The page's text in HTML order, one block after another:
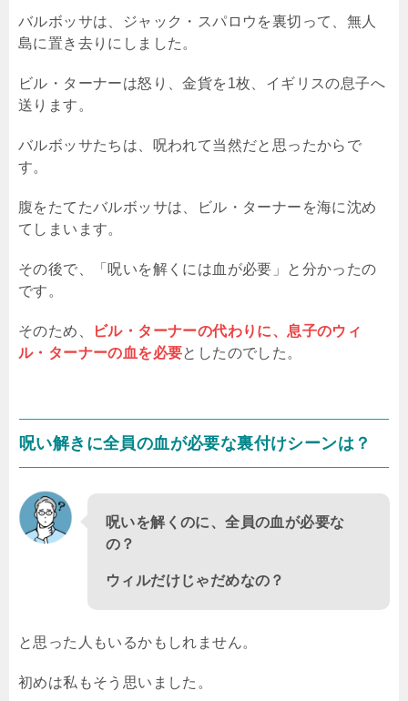
バルボッサは、ジャック・スパロウを裏切って、無人
島に置き去りにしました。
ビル・ターナーは怒り、金貨を1枚、イギリスの息子へ
送ります。
バルボッサたちは、呪われて当然だと思ったからで
す。
腹をたてたバルボッサは、ビル・ターナーを海に沈め
てしまいます。
その後で、「呪いを解くには血が必要」と分かったの
です。
そのため、
ビル・ターナーの代わりに、息子のウィ
ル・ターナーの血を必要としたのでした。
呪い解きに全員の血が必要な裏付けシーンは？
呪いを解くのに、全員の血が必要な
の？
ウィルだけじゃだめなの？
と思った人もいるかもしれません。
初めは私もそう思いました。